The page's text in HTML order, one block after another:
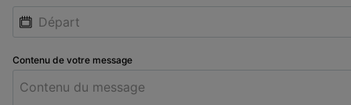
Contenu de votre message